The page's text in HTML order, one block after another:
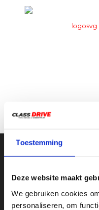
Toestemming
Deze website maakt
We gebruiken cookies
personaliseren, om
Class Drive